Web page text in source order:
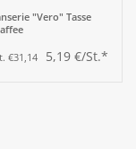
"Vero" Tasse
€31,14 5,19 €/St.*